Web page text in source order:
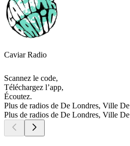
Caviar Radio
Scannez le code,
Téléchargez l’app,
Écoutez.
Plus de radios de De Londres, Ville De
Plus de radios de De Londres, Ville De